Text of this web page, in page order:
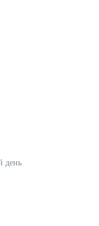
день